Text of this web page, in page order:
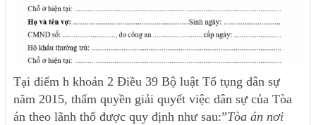
Tại điểm h khoản 2 Điều 39 Bộ luật Tố tụng dân sự
năm 2015, thẩm quyền giải quyết việc dân sự của Tòa
án theo lãnh thổ được quy định như sau:”Tòa án nơi